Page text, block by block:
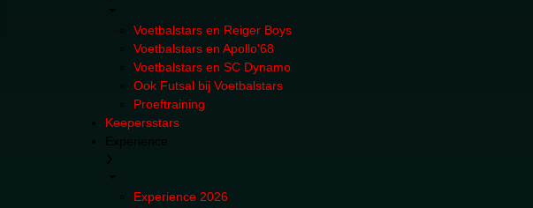
Voetbalstars en Reiger Boys
Voetbalstars en Apollo'68
Voetbalstars en SC Dynamo
Ook Futsal bij Voetbalstars
Proeftraining
Keepersstars
Experience 2026